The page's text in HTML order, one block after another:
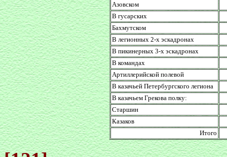
Азовском
В гусарских
Бахмутском
В легионных 2-х эскадронах
В пикинерных 3-х эскадронах
В командах
Артиллерийской полевой
В казачьей Петербургского легиона
В казачьем Грекова полку:
Старшин
Казаков
Итого